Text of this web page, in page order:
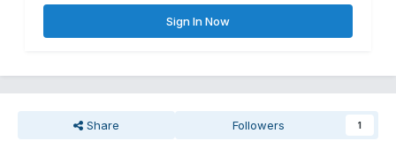
Sign In Now
Share Followers 1